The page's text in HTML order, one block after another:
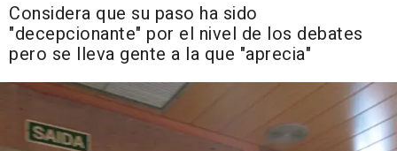
Considera que su paso ha sido
"decepcionante" por el nivel de los debates
pero se lleva gente a la que "aprecia"